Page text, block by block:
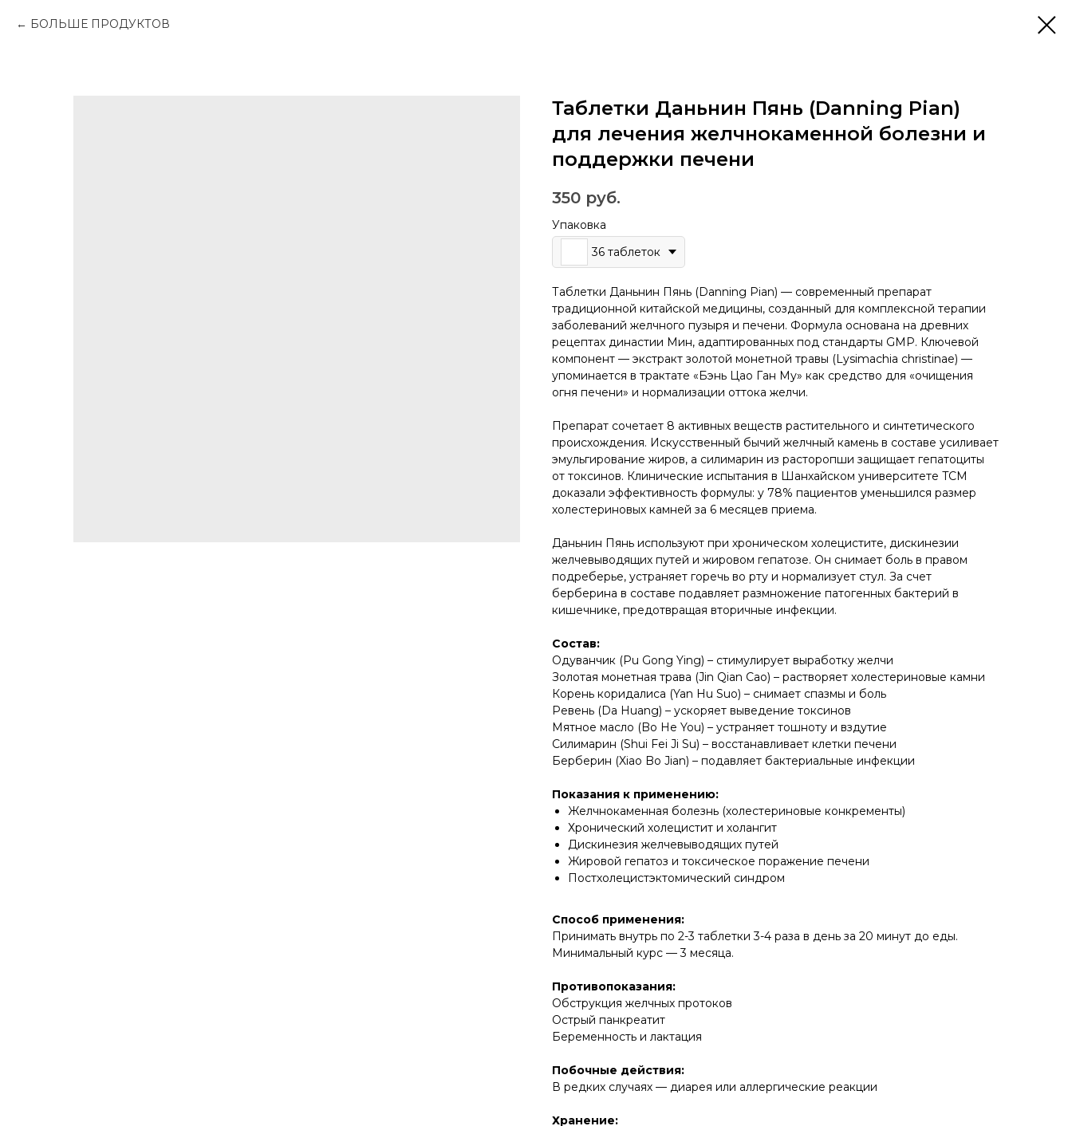
БОЛЬШЕ ПРОДУКТОВ
Таблетки Даньнин Пянь (Danning Pian)
для лечения желчнокаменной болезни и
поддержки печени
350 руб.
Упаковка
36 таблеток
Таблетки Даньнин Пянь (Danning Pian) — современный препарат
традиционной китайской медицины, созданный для комплексной терапии
заболеваний желчного пузыря и печени. Формула основана на древних
рецептах династии Мин, адаптированных под стандарты GMP. Ключевой
компонент — экстракт золотой монетной травы (Lysimachia christinae) —
упоминается в трактате «Бэнь Цао Ган Му» как средство для «очищения
огня печени» и нормализации оттока желчи.
Препарат сочетает 8 активных веществ растительного и синтетического
происхождения. Искусственный бычий желчный камень в составе усиливает
эмульгирование жиров, а силимарин из расторопши защищает гепатоциты
от токсинов. Клинические испытания в Шанхайском университете TCM
доказали эффективность формулы: у 78% пациентов уменьшился размер
холестериновых камней за 6 месяцев приема.
Даньнин Пянь используют при хроническом холецистите, дискинезии
желчевыводящих путей и жировом гепатозе. Он снимает боль в правом
подреберье, устраняет горечь во рту и нормализует стул. За счет
берберина в составе подавляет размножение патогенных бактерий в
кишечнике, предотвращая вторичные инфекции.
Состав:
Одуванчик (Pu Gong Ying) – стимулирует выработку желчи
Золотая монетная трава (Jin Qian Cao) – растворяет холестериновые камни
Корень коридалиса (Yan Hu Suo) – снимает спазмы и боль
Ревень (Da Huang) – ускоряет выведение токсинов
Мятное масло (Bo He You) – устраняет тошноту и вздутие
Силимарин (Shui Fei Ji Su) – восстанавливает клетки печени
Берберин (Xiao Bo Jian) – подавляет бактериальные инфекции
Показания к применению:
Желчнокаменная болезнь (холестериновые конкременты)
Хронический холецистит и холангит
Дискинезия желчевыводящих путей
Жировой гепатоз и токсическое поражение печени
Постхолецистэктомический синдром
Способ применения:
Принимать внутрь по 2-3 таблетки 3-4 раза в день за 20 минут до еды.
Минимальный курс — 3 месяца.
Противопоказания:
Обструкция желчных протоков
Острый панкреатит
Беременность и лактация
Побочные действия:
В редких случаях — диарея или аллергические реакции
Хранение: